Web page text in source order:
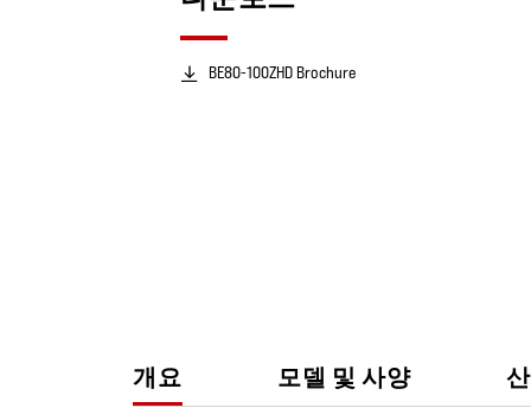
BE80-100ZHD Brochure
개요 모델 및 사양